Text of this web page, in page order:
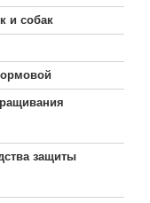
и собак
защиты